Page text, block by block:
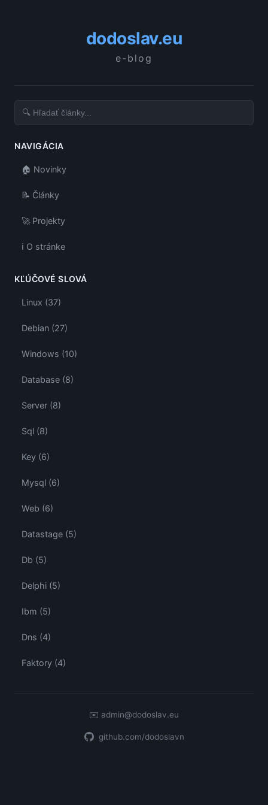
dodoslav.eu
e-blog
NAVIGÁCIA
🏠 Novinky
📝 Články
🚀 Projekty
ℹ️ O stránke
KĽÚČOVÉ SLOVÁ
Linux (37)
Debian (27)
Windows (10)
Database (8)
Server (8)
Sql (8)
Key (6)
Mysql (6)
Web (6)
Datastage (5)
Db (5)
Delphi (5)
Ibm (5)
Dns (4)
Faktory (4)
✉️ admin@dodoslav.eu
github.com/dodoslavn